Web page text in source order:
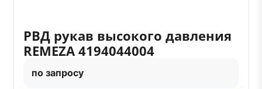
РВД рукав высокого давления
REMEZA 4194044004
по запросу